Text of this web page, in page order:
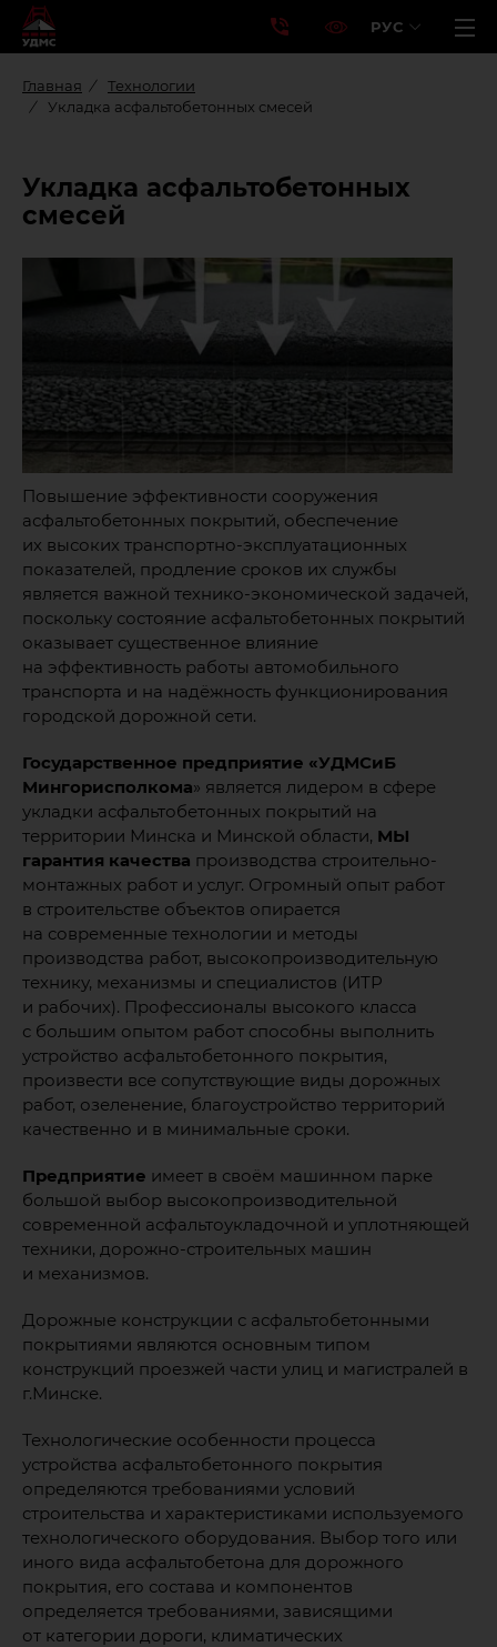
РУС
Главная
Технологии
Укладка асфальтобетонных смесей
Укладка асфальтобетонных
смесей
Повышение эффективности сооружения
асфальтобетонных покрытий, обеспечение
их высоких транспортно-эксплуатационных
показателей, продление сроков их службы
является важной технико-экономической задачей,
поскольку состояние асфальтобетонных покрытий
оказывает существенное влияние
на эффективность работы автомобильного
транспорта и на надёжность функционирования
городской дорожной сети.
Государственное предприятие «УДМСиБ
Мингоpисполкома» является лидером в сфере
укладки асфальтобетонных покрытий на
территории Минска и Минской области, МЫ
гарантия качества производства строительно-
монтажных работ и услуг. Огромный опыт работ
в строительстве объектов опирается
на современные технологии и методы
производства работ, высокопроизводительную
технику, механизмы и специалистов (ИТР
и рабочих). Профессионалы высокого класса
с большим опытом работ способны выполнить
устройство асфальтобетонного покрытия,
произвести все сопутствующие виды дорожных
работ, озеленение, благоустройство территорий
качественно и в минимальные сроки.
Предприятие имеет в своём машинном парке
большой выбор высокопроизводительной
современной асфальтоукладочной и уплотняющей
техники, дорожно-строительных машин
и механизмов.
Дорожные конструкции с асфальтобетонными
покрытиями являются основным типом
конструкций проезжей части улиц и магистралей в
г.Минске.
Технологические особенности процесса
устройства асфальтобетонного покрытия
определяются требованиями условий
строительства и характеристиками используемого
технологического оборудования. Выбор того или
иного вида асфальтобетона для дорожного
покрытия, его состава и компонентов
определяется требованиями, зависящими
от категории дороги, климатических